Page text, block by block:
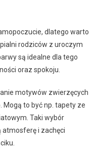
dlatego warto
rodziców z uroczym
są idealne dla tego
oraz spokoju.
motywów zwierzęcych
Mogą to być np. tapety ze
Taki wybór
i zachęci